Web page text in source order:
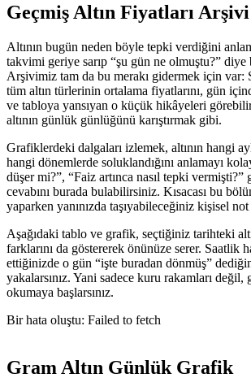
Geçmiş Altın Fiyatları Arşivi
Altının bugün neden böyle tepki verdiğini
takvimi geriye sarıp “şu gün ne olmuştu?” diye
Arşivimiz tam da bu merakı gidermek için var:
tüm altın türlerinin ortalama fiyatlarını, gün
ve tabloya yansıyan o küçük hikâyeleri
altının günlük günlüğünü karıştırmak gibi.
Grafiklerdeki dalgaları izlemek, altının hangi
hangi dönemlerde soluklandığını anlamayı
düşer mi?”, “Faiz artınca nasıl tepki vermişti?”
cevabını burada bulabilirsiniz. Kısacası bu
yaparken yanınızda taşıyabileceğiniz kişisel not
Aşağıdaki tablo ve grafik, seçtiğiniz tarihteki
farklarını da göstererek önünüze serer. Saatlik
ettiğinizde o gün “işte buradan dönmüş”
yakalarsınız. Yani sadece kuru rakamları
okumaya başlarsınız.
Bir hata oluştu: Failed to fetch
Gram Altın Günlük Grafik